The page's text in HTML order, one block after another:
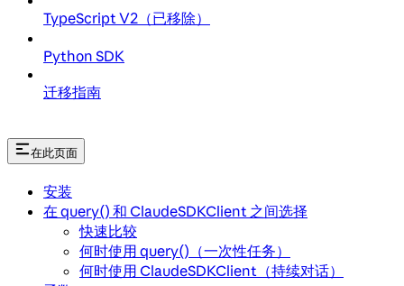
TypeScript V2（已移除）
Python SDK
迁移指南
在此页面
安装
在 query() 和 ClaudeSDKClient 之间选择
快速比较
何时使用 query()（一次性任务）
何时使用 ClaudeSDKClient（持续对话）